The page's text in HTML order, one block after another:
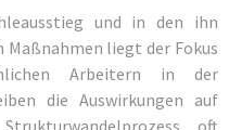
und in den ihn
liegt der Fokus
Arbeitern in der
die Auswirkungen auf
oft